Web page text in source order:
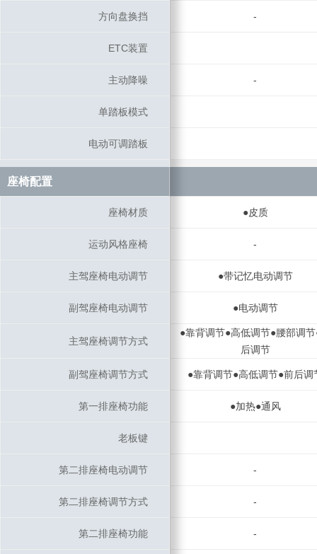
方向盘换挡 -
ETC装置
主动降噪 -
单踏板模式
电动可调踏板
座椅配置
座椅材质 ●皮质
运动风格座椅 -
主驾座椅电动调节 ●带记忆电动调节
副驾座椅电动调节 ●电动调节
主驾座椅调节方式
●靠背调节●高低调节●腰部调
后调节
副驾座椅调节方式 ●靠背调节●高低调节●前后调
第一排座椅功能 ●加热●通风
老板键
第二排座椅电动调节 -
第二排座椅调节方式 -
第二排座椅功能 -
方向盘换挡
ETC装置
主动降噪
单踏板模式
电动可调踏板
座椅配置
座椅材质
运动风格座椅
主驾座椅电动调节
副驾座椅电动调节
主驾座椅调节方式
副驾座椅调节方式
第一排座椅功能
老板键
第二排座椅电动调节
第二排座椅调节方式
第二排座椅功能